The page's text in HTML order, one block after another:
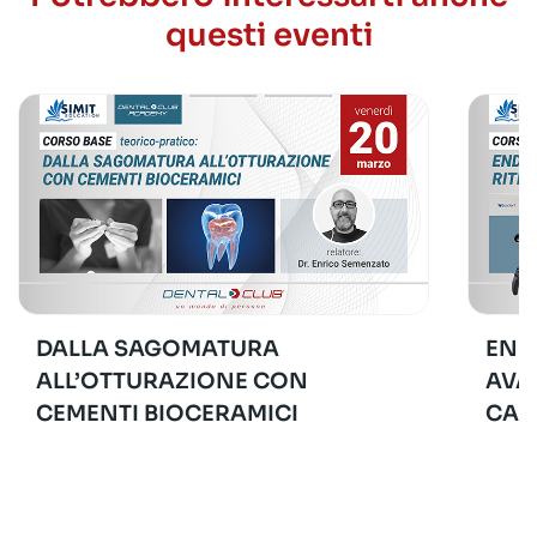
questi eventi
DALLA SAGOMATURA
ALL’OTTURAZIONE CON
CEMENTI BIOCERAMICI